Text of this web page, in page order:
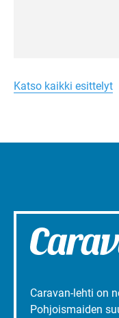
Turun
liepeillä
Katso kaikki esittelyt
Caravan-lehti on
Pohjoismaiden